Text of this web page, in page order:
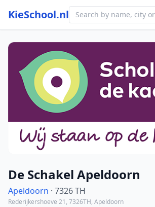
KieSchool.nl
Photo from school website
De Schakel Apeldoorn
Apeldoorn · 7326 TH
Rederijkershoeve 21, 7326TH, Apeldoorn